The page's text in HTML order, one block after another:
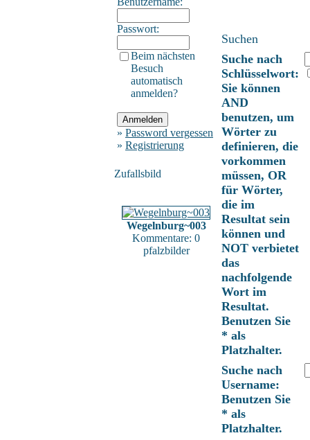
Passwort:
Beim nächsten
Besuch
automatisch
anmelden?
» Password vergessen
» Registrierung
Zufallsbild
Wegelnburg~003
Kommentare: 0
pfalzbilder
Suchen
Suche nach
Schlüsselwort:
Sie können
AND
benutzen, um
Wörter zu
definieren, die
vorkommen
müssen, OR
für Wörter,
die im
Resultat sein
können und
NOT verbietet
das
nachfolgende
Wort im
Resultat.
Benutzen Sie
* als
Platzhalter.
Suche nach
Username:
Benutzen Sie
* als
Platzhalter.